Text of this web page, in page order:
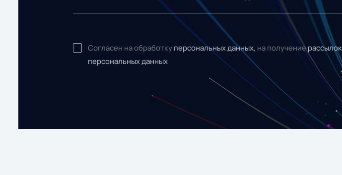
Согласен на обработку персональных данных, на получениерассылок
персональных данных